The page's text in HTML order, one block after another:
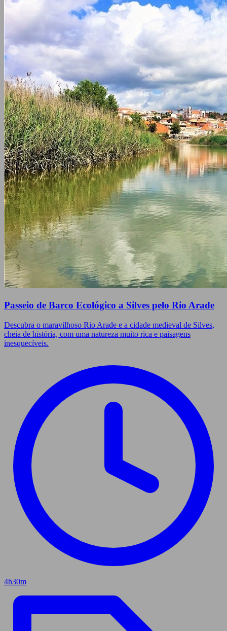
Passeio de Barco Ecológico a Silves pelo Rio Arade
Descubra o maravilhoso Rio Arade e a cidade medieval de Silves,
cheia de história, com uma natureza muito rica e paisagens
inesquecíveis.
4h30m